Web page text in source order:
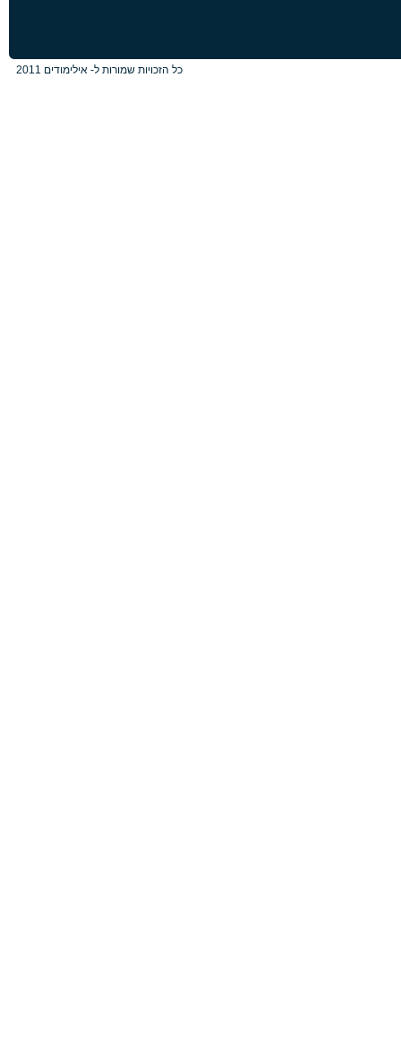
כל הזכויות שמורות ל- אילימודים 2011